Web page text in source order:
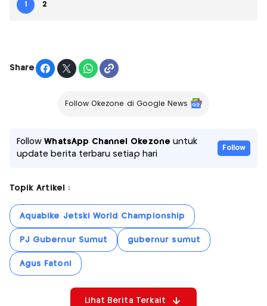
1 2
Share
Follow Okezone di Google News
FollowWhatsApp Channel Okezone untuk
update berita terbaru setiap hari
Follow
Topik Artikel :
Aquabike Jetski World Championship
PJ Gubernur Sumut gubernur sumut
Agus Fatoni
Lihat Berita Terkait